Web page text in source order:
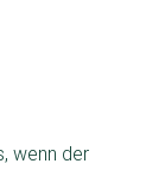
wenn der